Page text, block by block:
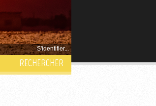
S'identifier...
RECHERCHER